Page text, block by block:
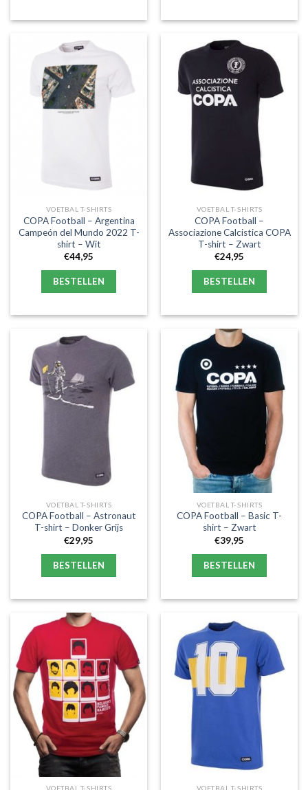
VOETBAL T-SHIRTS
COPA Football – Argentina
Campeón del Mundo 2022 T-
shirt – Wit
€44,95
BESTELLEN
VOETBAL T-SHIRTS
COPA Football –
Associazione Calcistica COPA
T-shirt – Zwart
€24,95
BESTELLEN
VOETBAL T-SHIRTS
COPA Football – Astronaut
T-shirt – Donker Grijs
€29,95
BESTELLEN
VOETBAL T-SHIRTS
COPA Football – Basic T-
shirt – Zwart
€39,95
BESTELLEN
VOETBAL T-SHIRTS VOETBAL T-SHIRTS